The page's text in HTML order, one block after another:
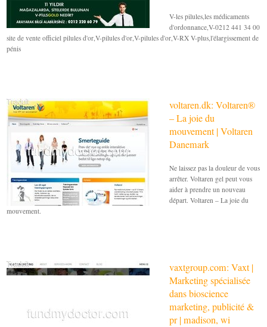
V-les pilules,les médicaments
d'ordonnance,V-0212 441 34 00
site de vente officiel pilules d'or,V-pilules d'or,V-pilules d'or,V-RX V-plus,l'élargissement de
pénis
voltaren.dk: Voltaren®
– La joie du
mouvement | Voltaren
Danemark
Ne laissez pas la douleur de vous
arrêter. Voltaren gel peut vous
aider à prendre un nouveau
départ. Voltaren – La joie du
mouvement.
vaxtgroup.com: Vaxt |
Marketing spécialisée
dans bioscience
marketing, publicité &
pr | madison, wi